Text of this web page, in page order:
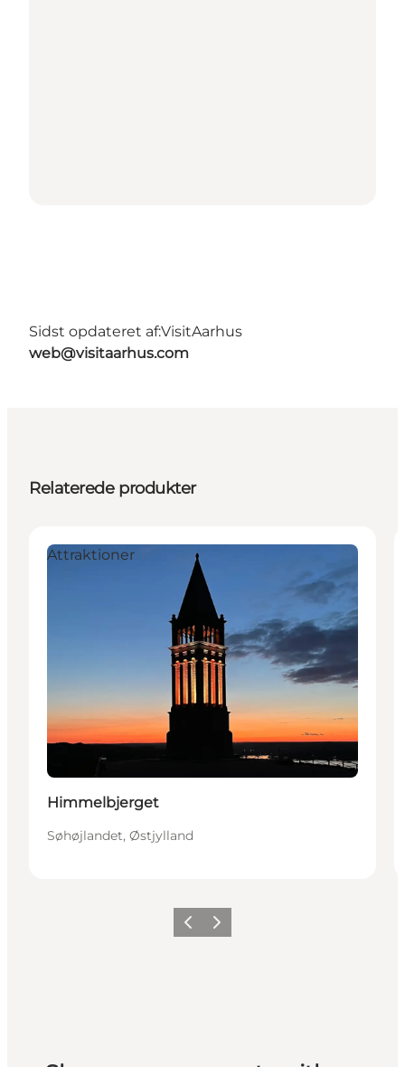
Sidst opdateret af:VisitAarhus
web@visitaarhus.com
Relaterede produkter
Attraktioner
Himmelbjerget
Søhøjlandet, Østjylland
ForrigeNæste